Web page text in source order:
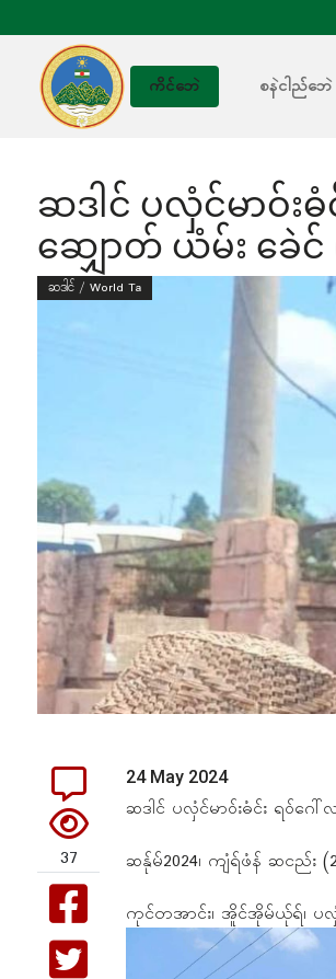
ကိင်ဘေဲ စနဲငါည်ဘေဲ
ဆဒါင် ပလှံင်မာဝ်းဓံ
ဆျှောတ် ယံမ်း ခေဲင်
ဆဒါင် / World Ta
37
24 May 2024
ဆဒါင် ပလှံင်မာဝ်းဓံင်း ရဝ်ဂေ
ဆန်ုမ်2024၊ ကျံရ်ဖံန် ဆငည်း
ကုင်တအာင်း၊ အိူင်အိုမ်ယ်ုရ်၊ ပလှံင်